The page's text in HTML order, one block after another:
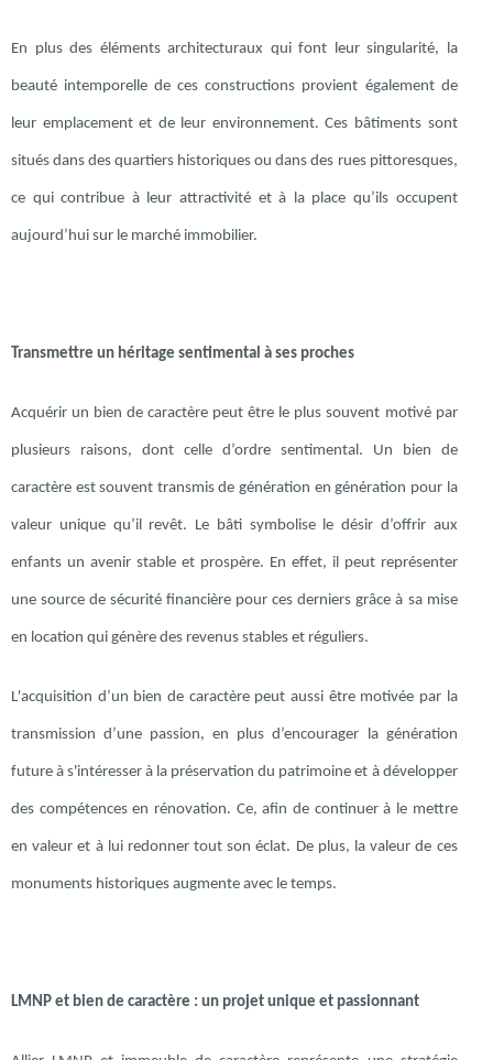
En plus des éléments architecturaux qui font leur singularité, la
beauté intemporelle de ces constructions provient également de
leur emplacement et de leur environnement. Ces bâtiments sont
situés dans des quartiers historiques ou dans des rues pittoresques,
ce qui contribue à leur attractivité et à la place qu’ils occupent
aujourd’hui sur le marché immobilier.
Transmettre un héritage sentimental à ses proches
Acquérir un bien de caractère peut être le plus souvent motivé par
plusieurs raisons, dont celle d’ordre sentimental. Un bien de
caractère est souvent transmis de génération en génération pour la
valeur unique qu’il revêt. Le bâti symbolise le désir d’offrir aux
enfants un avenir stable et prospère. En effet, il peut représenter
une source de sécurité financière pour ces derniers grâce à sa mise
en location qui génère des revenus stables et réguliers.
L'acquisition d’un bien de caractère peut aussi être motivée par la
transmission d’une passion, en plus d’encourager la génération
future à s'intéresser à la préservation du patrimoine et à développer
des compétences en rénovation. Ce, afin de continuer à le mettre
en valeur et à lui redonner tout son éclat. De plus, la valeur de ces
monuments historiques augmente avec le temps.
LMNP et bien de caractère : un projet unique et passionnant